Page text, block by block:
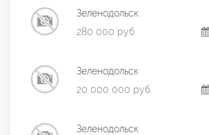
Зеленодольск
280 000 руб.
Зеленодольск
20 000 000 руб.
Зеленодольск